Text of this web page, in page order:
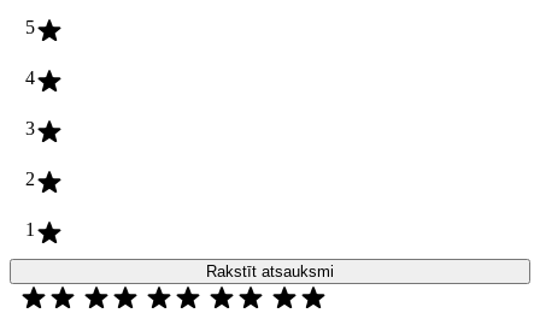
5
4
3
2
1
Rakstīt atsauksmi